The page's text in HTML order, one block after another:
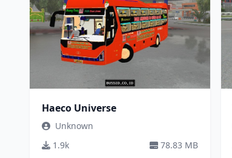
Haeco Universe
Unknown
1.9k
78.83 MB